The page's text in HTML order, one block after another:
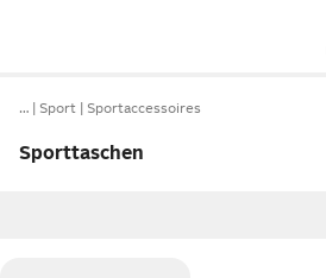
… Sport Sportaccessoires
Sporttaschen